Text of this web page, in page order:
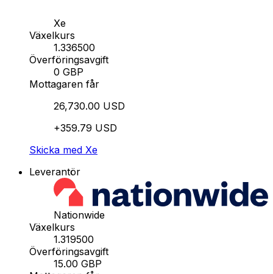
Xe
Växelkurs
1.336500
Överföringsavgift
0 GBP
Mottagaren får
26,730.00 USD
+359.79 USD
Skicka med Xe
Leverantör
Nationwide
Växelkurs
1.319500
Överföringsavgift
15.00 GBP